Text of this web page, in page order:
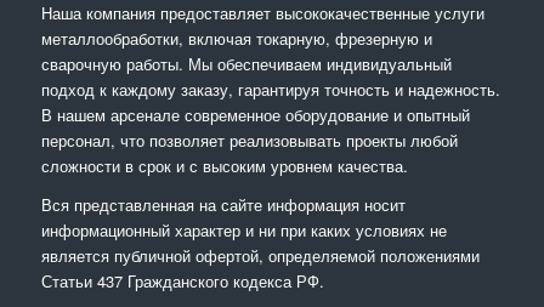
Наша компания предоставляет высококачественные услуги
металлообработки, включая токарную, фрезерную и
сварочную работы. Мы обеспечиваем индивидуальный
подход к каждому заказу, гарантируя точность и надежность.
В нашем арсенале современное оборудование и опытный
персонал, что позволяет реализовывать проекты любой
сложности в срок и с высоким уровнем качества.
Вся представленная на сайте информация носит
информационный характер и ни при каких условиях не
является публичной офертой, определяемой положениями
Статьи 437 Гражданского кодекса РФ.